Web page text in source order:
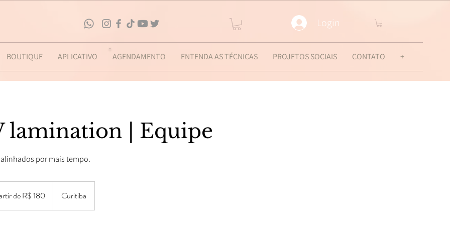
Login
BOUTIQUE APLICATIVO AGENDAMENTO ENTENDA AS TÉCNICAS PROJETOS SOCIAIS CONTATO +
lamination | Equipe
por mais tempo.
de R$ 180 Curitiba